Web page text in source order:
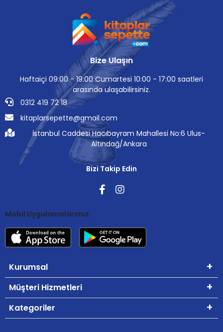
Bize Ulaşın
Haftaiçi 09:00 - 19:00 Cumartesi 10:00 - 17:00 saatleri
arasında ulaşabilirsiniz.
0312 419 72 18
kitaplarsepette@gmail.com
İstanbul Caddesi Hacıbayram Mahallesi No:6 Ulus-
Altındağ/Ankara
Bizi Takip Edin
Mobil Uygulamalarımız
Kurumsal
Müşteri Hizmetleri
Kategoriler